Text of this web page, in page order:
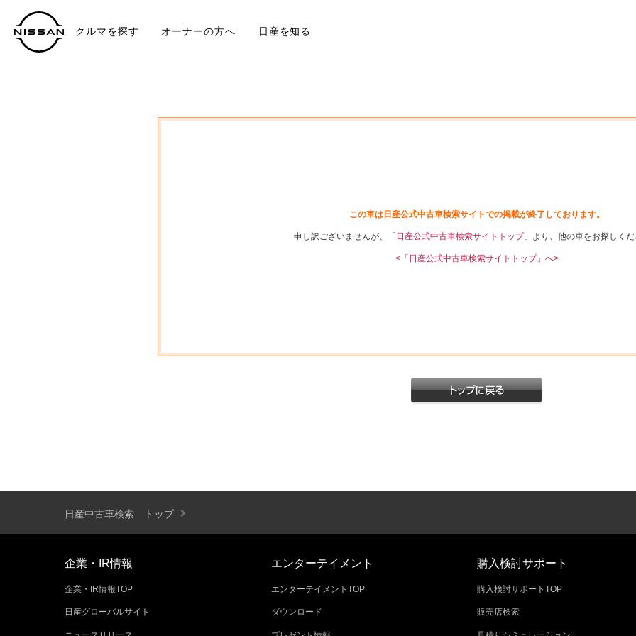
クルマを探す オーナーの方へ 日産を知る
この車は日産公式中古車検索サイトでの掲載が終了しております。
申し訳ございませんが、「 日産公式中古車検索サイトトップ」より、他の車をお探しくだ
<「日産公式中古車検索サイトトップ」へ>
日産中古車検索 トップ
企業・IR情報
企業・IR情報TOP
日産グローバルサイト
エンターテイメント
エンターテイメントTOP
ダウンロード
購入検討サポート
購入検討サポートTOP
販売店検索